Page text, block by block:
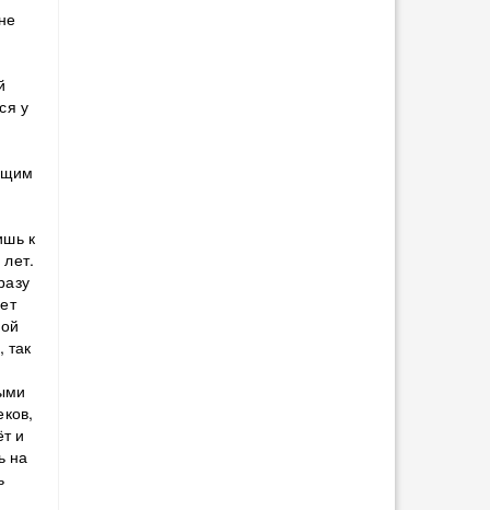
у
к
так
и
на